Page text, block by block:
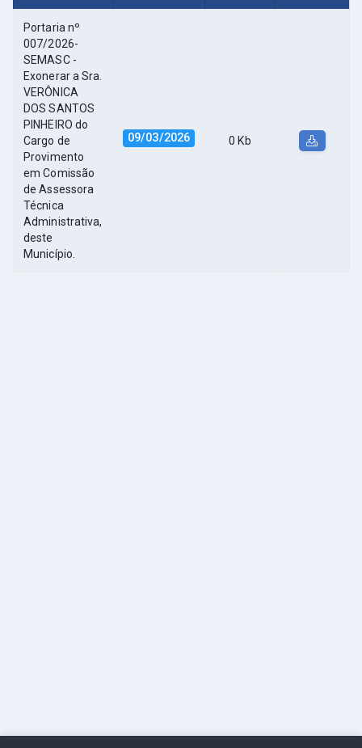
Portaria nº
007/2026-
SEMASC -
Exonerar a Sra.
VERÔNICA
DOS SANTOS
PINHEIRO do
Cargo de
Provimento
em Comissão
de Assessora
Técnica
Administrativa,
deste
Município.
09/03/2026 0 Kb